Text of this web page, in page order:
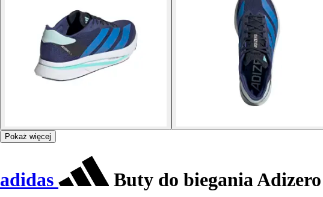
Pokaż więcej
adidas Buty do biegania